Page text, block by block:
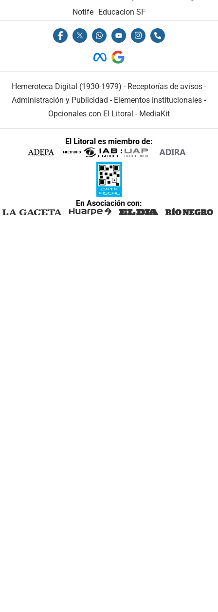
Notife Educacion SF
Hemeroteca Digital (1930-1979) - Receptorías de avisos -
Administración y Publicidad - Elementos institucionales -
Opcionales con El Litoral - MediaKit
El Litoral es miembro de:
En Asociación con: